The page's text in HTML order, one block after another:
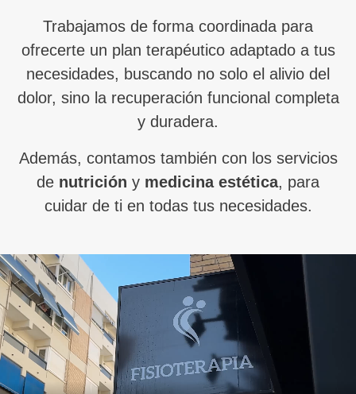
Trabajamos de forma coordinada para
ofrecerte un plan terapéutico adaptado a tus
necesidades, buscando no solo el alivio del
dolor, sino la recuperación funcional completa
y duradera.
Además, contamos también con los servicios
de nutrición y medicina estética, para
cuidar de ti en todas tus necesidades.